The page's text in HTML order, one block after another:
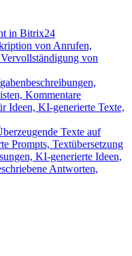
in Bitrix24
von Anrufen,
von
Kommentare
Ideen, KI-generierte Texte,
Texte auf
Prompts, Textübersetzung
KI-generierte Ideen,
Antworten,